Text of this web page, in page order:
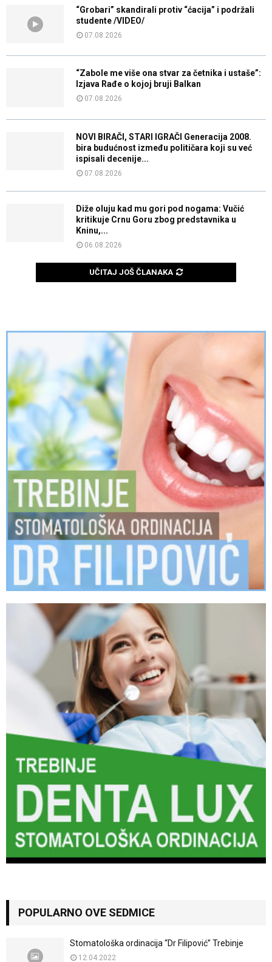
“Grobari” skandirali protiv “ćacija” i podržali
studente /VIDEO/
07.08.2026
“Zabole me više ona stvar za četnika i ustaše”:
Izjava Rađe o kojoj bruji Balkan
07.08.2026
NOVI BIRAČI, STARI IGRAČI Generacija 2008.
bira budućnost između političara koji su već
ispisali decenije...
07.08.2026
Diže oluju kad mu gori pod nogama: Vučić
kritikuje Crnu Goru zbog predstavnika u
Kninu,...
06.08.2026
UČITAJ JOŠ ČLANAKA
POPULARNO OVE SEDMICE
Stomatološka ordinacija “Dr Filipović” Trebinje
12.04.2022